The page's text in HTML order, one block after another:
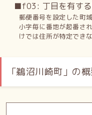
■f03: 丁目を有する
郵便番号を設定した町
小字毎に番地が起番さ
けでは住所が特定できな
「鵜沼川崎町」の